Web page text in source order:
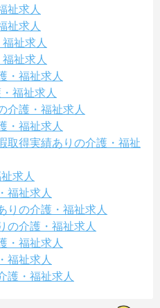
祉求人
祉求人
祉求人
祉求人
・福祉求人
福祉求人
介護・福祉求人
・福祉求人
取得実績ありの介護・福祉
求人
福祉求人
りの介護・福祉求人
の介護・福祉求人
・福祉求人
福祉求人
護・福祉求人